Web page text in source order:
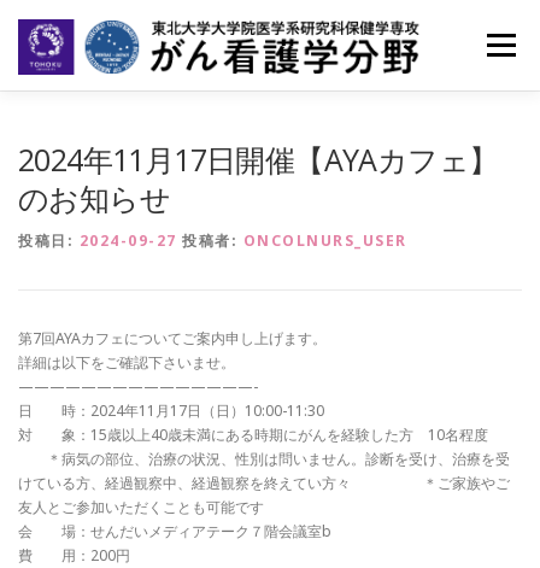
メニュー
2024年11月17日開催【AYAカフェ】
のお知らせ
投稿日: 2024-09-27 投稿者: ONCOLNURS_USER
第7回AYAカフェについてご案内申し上げます。
詳細は以下をご確認下さいませ。
———————————————-
日 時： 2024年11月17日（日） 10:00-11:30
対 象： 15歳以上40歳未満にある時期にがんを経験した方 10名程度
＊病気の部位、治療の状況、性別は問いません。診断を受け、治療を受
けている方、経過観察中、経過観察を終えてい方々 ＊ご家族やご
友人とご参加いただくことも可能です
会 場：せんだいメディアテーク７階会議室b
費 用：200円